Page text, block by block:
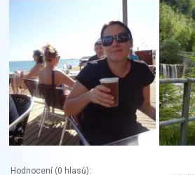
Hodnocení (0 hlasů):